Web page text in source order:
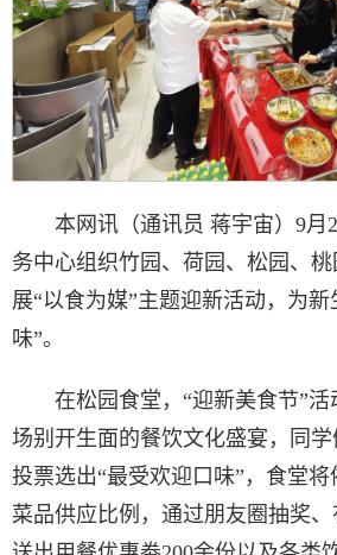
本网讯（通讯员 蒋宇宙）9月
务中心组织竹园、荷园、松园、
展“以食为媒”主题迎新活动，为
味”。
在松园食堂，“迎新美食节”
场别开生面的餐饮文化盛宴，同学
投票选出“最受欢迎口味”，食堂
菜品供应比例，通过朋友圈抽奖